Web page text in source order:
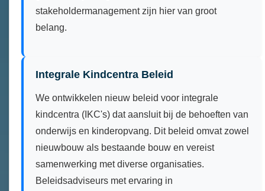
stakeholdermanagement zijn hier van groot
belang.
Integrale Kindcentra Beleid
We ontwikkelen nieuw beleid voor integrale
kindcentra (IKC's) dat aansluit bij de behoeften van
onderwijs en kinderopvang. Dit beleid omvat zowel
nieuwbouw als bestaande bouw en vereist
samenwerking met diverse organisaties.
Beleidsadviseurs met ervaring in